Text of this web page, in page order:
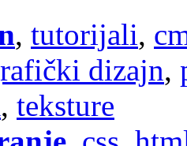
, tutorijali,
dizajn,
, teksture